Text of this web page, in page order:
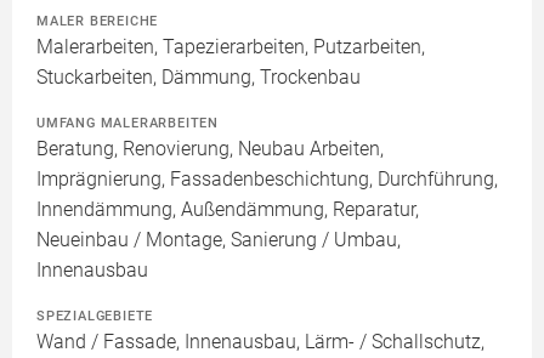
MALER BEREICHE
Malerarbeiten, Tapezierarbeiten, Putzarbeiten,
Stuckarbeiten, Dämmung, Trockenbau
UMFANG MALERARBEITEN
Beratung, Renovierung, Neubau Arbeiten,
Imprägnierung, Fassadenbeschichtung, Durchführung,
Innendämmung, Außendämmung, Reparatur,
Neueinbau / Montage, Sanierung / Umbau,
Innenausbau
SPEZIALGEBIETE
Wand / Fassade, Innenausbau, Lärm- / Schallschutz,